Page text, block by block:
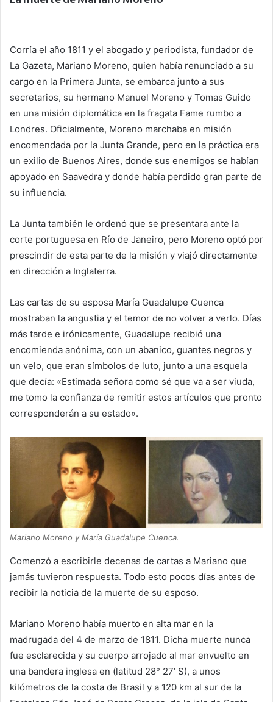
Corría el año 1811 y el abogado y periodista, fundador de
La Gazeta, Mariano Moreno, quien había renunciado a su
cargo en la Primera Junta, se embarca junto a sus
secretarios, su hermano Manuel Moreno y Tomas Guido
en una misión diplomática en la fragata Fame rumbo a
Londres. Oficialmente, Moreno marchaba en misión
encomendada por la Junta Grande, pero en la práctica era
un exilio de Buenos Aires, donde sus enemigos se habían
apoyado en Saavedra y donde había perdido gran parte de
su influencia.
La Junta también le ordenó que se presentara ante la
corte portuguesa en Río de Janeiro, pero Moreno optó por
prescindir de esta parte de la misión y viajó directamente
en dirección a Inglaterra.
Las cartas de su esposa María Guadalupe Cuenca
mostraban la angustia y el temor de no volver a verlo. Días
más tarde e irónicamente, Guadalupe recibió una
encomienda anónima, con un abanico, guantes negros y
un velo, que eran símbolos de luto, junto a una esquela
que decía: «Estimada señora como sé que va a ser viuda,
me tomo la confianza de remitir estos artículos que pronto
corresponderán a su estado».
Mariano Moreno y María Guadalupe Cuenca.
Comenzó a escribirle decenas de cartas a Mariano que
jamás tuvieron respuesta. Todo esto pocos días antes de
recibir la noticia de la muerte de su esposo.
Mariano Moreno había muerto en alta mar en la
madrugada del 4 de marzo de 1811. Dicha muerte nunca
fue esclarecida y su cuerpo arrojado al mar envuelto en
una bandera inglesa en (latitud 28° 27’ S), a unos
kilómetros de la costa de Brasil y a 120 km al sur de la